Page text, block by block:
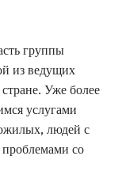
группы
из ведущих
Уже более
услугами
людей с
со